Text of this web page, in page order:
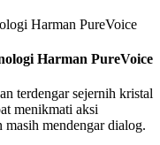
Harman PureVoice
terdengar sejernih kristal
menikmati aksi
masih mendengar dialog.